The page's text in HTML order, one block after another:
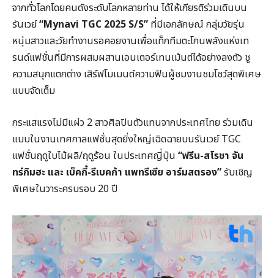
จากทั่วโลกโดยคนดังระดับโลกหลายท่าน ได้ให้เกียรติร่วมเดินบน
รันเวย์“Mynavi TGC 2025 S/S” ที่มีเอกลักษณ์ กลุ่มวัยรุ่น
หนุ่มสาวและวัยทำงานรอคอยงานเพื่อแท็กทีมตะโกนพลังแห่งเท
รนด์แฟชั่นที่มีการผสมผสานเอนเตอร์เทนเม้นต์ได้อย่างลงตัว ชู
ความสนุกแตกต่าง เสิร์ฟโมเมนต์ความฟินผู้ชมงานชมโชว์สุดพิเศษ
แบบจัดเต็ม
กระแสแรงไม่มีแผ่ว 2 สาวศิลปินตัวแทนจากประเทศไทย ร่วมเดิน
แบบในงานเทศกาลแฟชั่นสุดยิ่งใหญ่เฉิดฉายบนรันเวย์ TGC
แฟชั่นฤดูใบไม้ผลิ/ฤดูร้อน ในประเทศญี่ปุ่น “ฟรีน-สโรชา จัน
ทร์กิมฮะ และ เบ็คกี้-รีเบคก้า แพทรีเซีย อาร์มสตรอง”รับเชิญ
พิเศษในวาระครบรอบ 20 ปี